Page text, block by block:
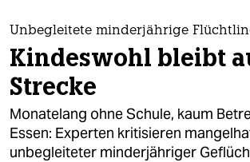
themen
politik
öko
gesellschaft
Unbegleitete minderjährige
Kindeswohl bleibt
Strecke
Monatelang ohne Schule, kaum
Essen: Experten kritisieren
unbegleiteter minderjähriger